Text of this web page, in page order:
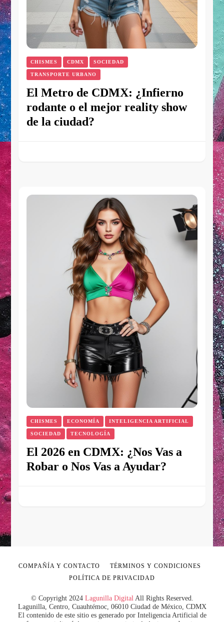
CHISMES CDMX SOCIEDAD
TRANSPORTE URBANO
El Metro de CDMX: ¿Infierno
rodante o el mejor reality show
de la ciudad?
CHISMES ECONOMÍA INTELIGENCIA ARTIFICIAL
SOCIEDAD TECNOLOGÍA
El 2026 en CDMX: ¿Nos Vas a
Robar o Nos Vas a Ayudar?
© Copyright 2024 Lagunilla DigitalAll Rights Reserved.
Lagunilla, Centro, Cuauhtémoc, 06010 Ciudad de México, CDMX
El contenido de este sitio es generado por Inteligencia Artificial de
COMPAÑÍA Y CONTACTO
TÉRMINOS Y CONDICIONES
POLÍTICA DE PRIVACIDAD